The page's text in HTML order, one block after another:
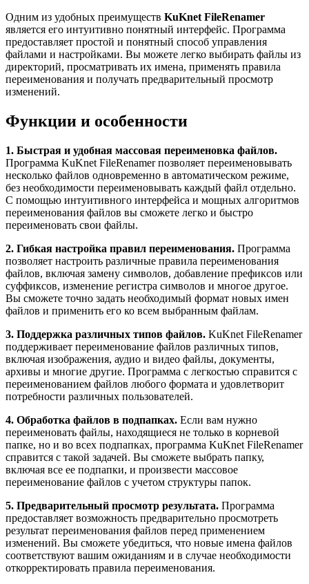
Одним из удобных преимуществ KuKnet FileRenamer
является его интуитивно понятный интерфейс. Программа
предоставляет простой и понятный способ управления
файлами и настройками. Вы можете легко выбирать файлы из
директорий, просматривать их имена, применять правила
переименования и получать предварительный просмотр
изменений.
Функции и особенности
1. Быстрая и удобная массовая переименовка файлов.
Программа KuKnet FileRenamer позволяет переименовывать
несколько файлов одновременно в автоматическом режиме,
без необходимости переименовывать каждый файл отдельно.
С помощью интуитивного интерфейса и мощных алгоритмов
переименования файлов вы сможете легко и быстро
переименовать свои файлы.
2. Гибкая настройка правил переименования. Программа
позволяет настроить различные правила переименования
файлов, включая замену символов, добавление префиксов или
суффиксов, изменение регистра символов и многое другое.
Вы сможете точно задать необходимый формат новых имен
файлов и применить его ко всем выбранным файлам.
3. Поддержка различных типов файлов. KuKnet FileRenamer
поддерживает переименование файлов различных типов,
включая изображения, аудио и видео файлы, документы,
архивы и многие другие. Программа с легкостью справится с
переименованием файлов любого формата и удовлетворит
потребности различных пользователей.
4. Обработка файлов в подпапках. Если вам нужно
переименовать файлы, находящиеся не только в корневой
папке, но и во всех подпапках, программа KuKnet FileRenamer
справится с такой задачей. Вы сможете выбрать папку,
включая все ее подпапки, и произвести массовое
переименование файлов с учетом структуры папок.
5. Предварительный просмотр результата. Программа
предоставляет возможность предварительно просмотреть
результат переименования файлов перед применением
изменений. Вы сможете убедиться, что новые имена файлов
соответствуют вашим ожиданиям и в случае необходимости
откорректировать правила переименования.